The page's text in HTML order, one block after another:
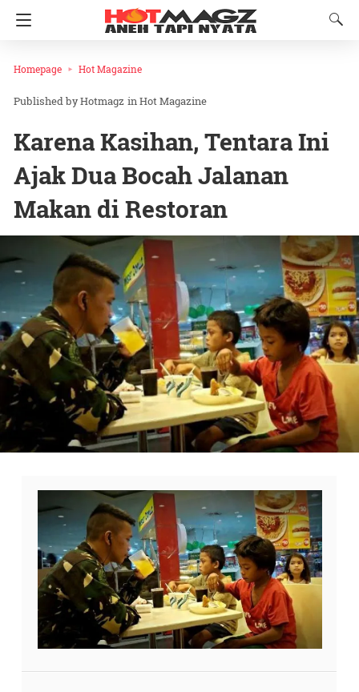
Homepage Hot Magazine
Hotmagz inHot Magazine
Karena Kasihan, Tentara Ini
Ajak Dua Bocah Jalanan
Makan di Restoran